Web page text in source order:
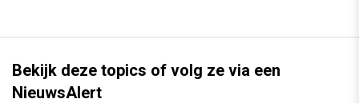
Bekijk deze topics of volg ze via een
NieuwsAlert